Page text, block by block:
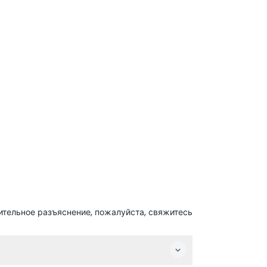
разъяснение, пожалуйста, свяжитесь